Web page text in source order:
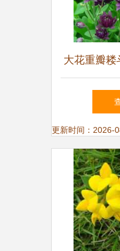
大花重瓣耧
季开花多年
更新时间：2026-